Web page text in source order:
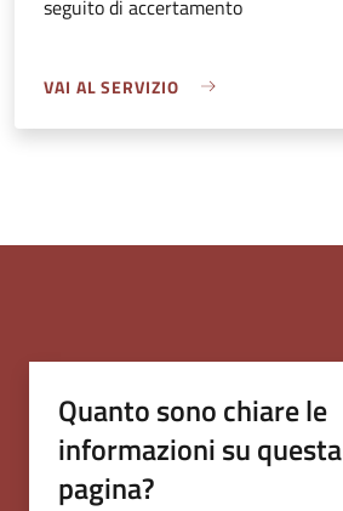
seguito di accertamento
VAI AL SERVIZIO
Quanto sono chiare le
informazioni su questa
pagina?